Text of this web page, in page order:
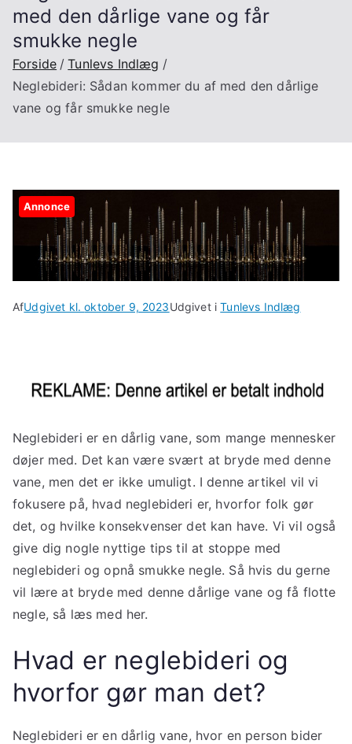
med den dårlige vane og får
smukke negle
Forside
Tunlevs Indlæg
Neglebideri: Sådan kommer du af med den dårlige
vane og får smukke negle
Annonce
AfUdgivet kl.oktober 9, 2023Udgivet iTunlevs Indlæg
Neglebideri er en dårlig vane, som mange mennesker
døjer med. Det kan være svært at bryde med denne
vane, men det er ikke umuligt. I denne artikel vil vi
fokusere på, hvad neglebideri er, hvorfor folk gør
det, og hvilke konsekvenser det kan have. Vi vil også
give dig nogle nyttige tips til at stoppe med
neglebideri og opnå smukke negle. Så hvis du gerne
vil lære at bryde med denne dårlige vane og få flotte
negle, så læs med her.
Hvad er neglebideri og
hvorfor gør man det?
Neglebideri er en dårlig vane, hvor en person bider